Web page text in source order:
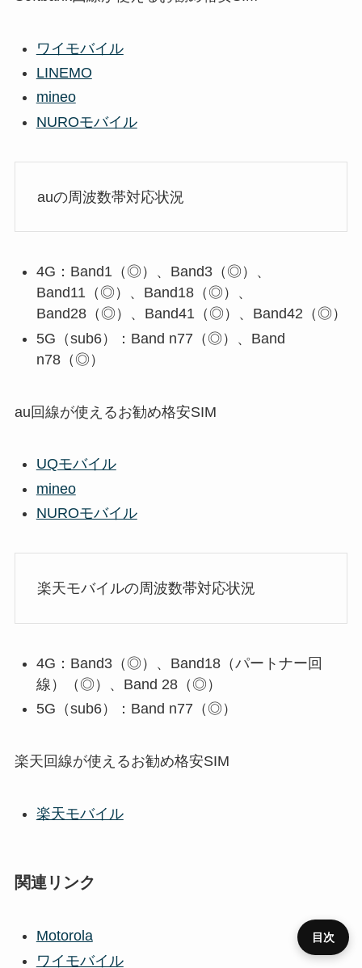
ワイモバイル
LINEMO
mineo
NUROモバイル
auの周波数帯対応状況
4G：Band1（◎）、Band3（◎）、
Band11（◎）、Band18（◎）、
Band28（◎）、Band41（◎）、Band42（◎）
5G（sub6）：Band n77（◎）、Band
n78（◎）
au回線が使えるお勧め格安SIM
UQモバイル
mineo
NUROモバイル
楽天モバイルの周波数帯対応状況
4G：Band3（◎）、Band18（パートナー回
線）（◎）、Band 28（◎）
5G（sub6）：Band n77（◎）
楽天回線が使えるお勧め格安SIM
楽天モバイル
関連リンク
Motorola
ワイモバイル
目次